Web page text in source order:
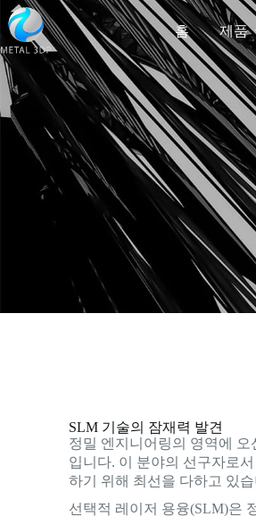
홈 제품
SLM 기술의 잠재력 발견
정밀 엔지니어링의 영역에 오
입니다. 이 분야의 선구자로
하기 위해 최선을 다하고 있
선택적 레이저 용융(SLM)은